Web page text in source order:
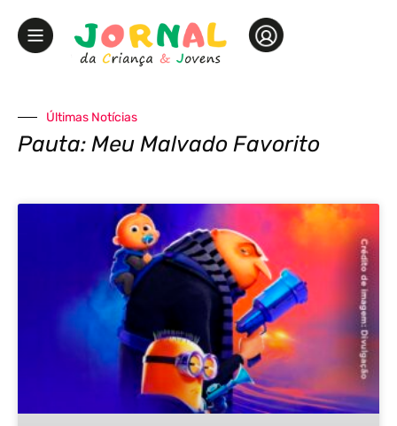
Últimas Notícias
Pauta: Meu Malvado Favorito